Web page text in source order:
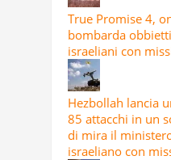
True Promise 4,
bombarda
israeliani con
Hezbollah lancia
85 attacchi in un
di mira il
israeliano con